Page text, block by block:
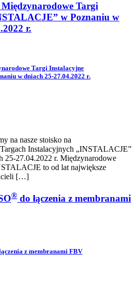
Targi
w Poznaniu w
r.
Targi Instalacyjne
w dniach 25-27.04.2022 r.
na nasze stoisko na
Instalacyjnych „INSTALACJE”
25-27.04.2022 r. Międzynarodowe
to od lat największe
[…]
® do łączenia z membranami
z membranami FBV